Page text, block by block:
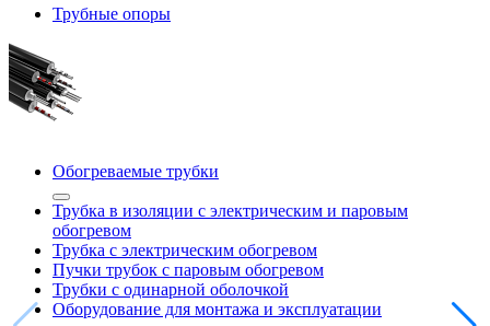
Трубные опоры
Обогреваемые трубки
Трубка в изоляции с электрическим и паровым
обогревом
Трубка с электрическим обогревом
Пучки трубок с паровым обогревом
Трубки с одинарной оболочкой
Оборудование для монтажа и эксплуатации